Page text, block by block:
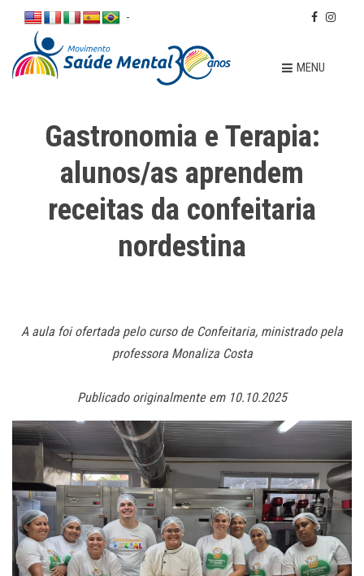
-
MENU
Gastronomia e Terapia:
alunos/as aprendem
receitas da confeitaria
nordestina
A aula foi ofertada pelo curso de Confeitaria, ministrado pela
professora Monaliza Costa
Publicado originalmente em 10.10.2025